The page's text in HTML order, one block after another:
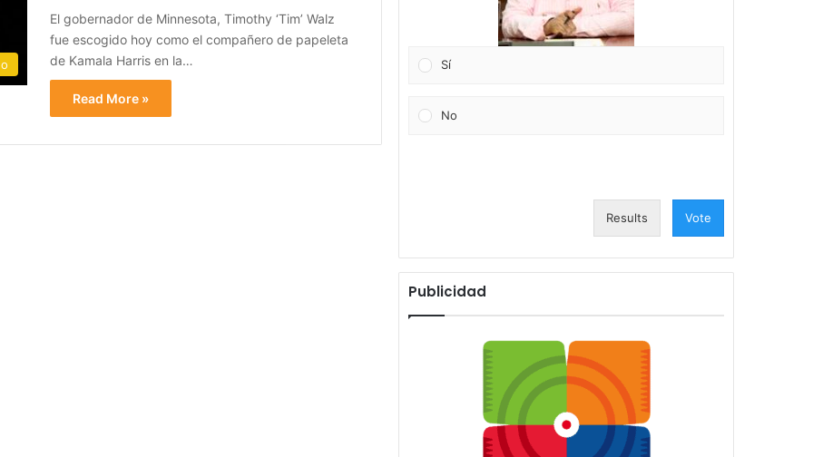
El gobernador de Minnesota, Timothy ‘Tim’ Walz
fue escogido hoy como el compañero de papeleta
de Kamala Harris en la…
Read More »
Sí
No
Results Vote
Publicidad